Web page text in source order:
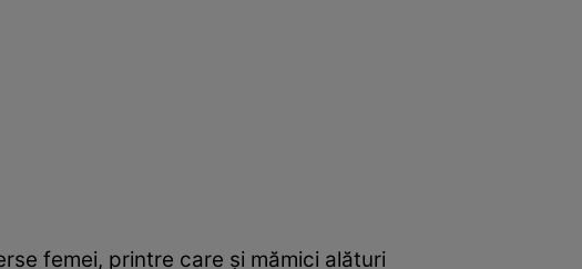
femei, printre care şi mămici alături